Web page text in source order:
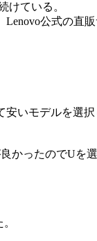
けている。
公式の直販
いモデルを選択
かったのでUを